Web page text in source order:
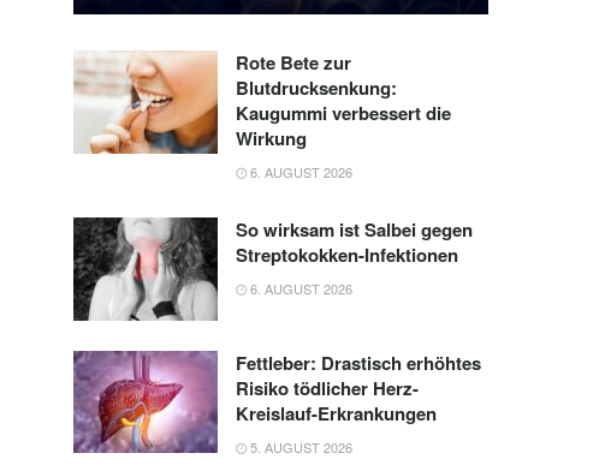
Rote Bete zur
Blutdrucksenkung:
Kaugummi verbessert die
Wirkung
6. AUGUST 2026
So wirksam ist Salbei gegen
Streptokokken-Infektionen
6. AUGUST 2026
Fettleber: Drastisch erhöhtes
Risiko tödlicher Herz-
Kreislauf-Erkrankungen
5. AUGUST 2026